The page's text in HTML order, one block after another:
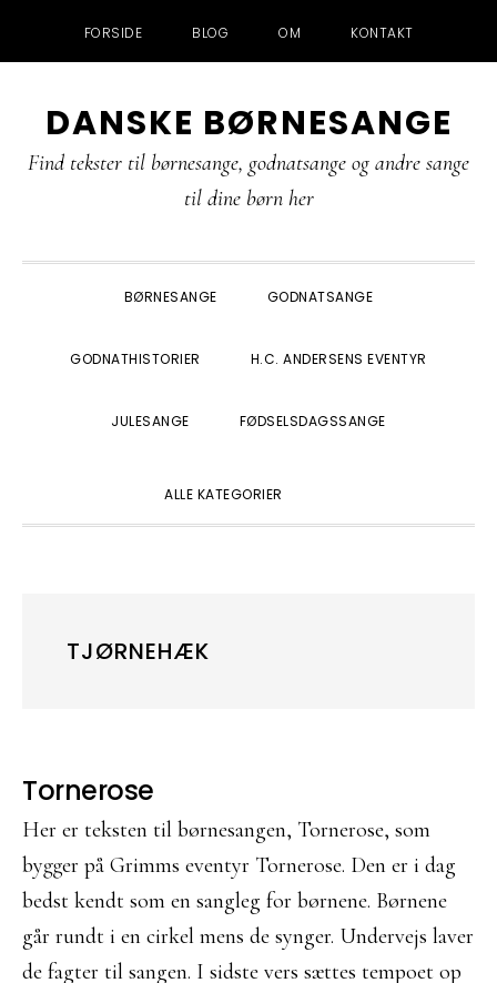
FORSIDE BLOG OM KONTAKT
direkte
til
indhold
direkte
til
direkte
til
DANSKE BØRNESANGE
Find tekster til børnesange, godnatsange og andre sange
til dine børn her
BØRNESANGE GODNATSANGE
GODNATHISTORIER H.C. ANDERSENS EVENTYR
JULESANGE FØDSELSDAGSSANGE
ALLE KATEGORIER
TJØRNEHÆK
Tornerose
Her er teksten til børnesangen, Tornerose, som
bygger på Grimms eventyr Tornerose. Den er i dag
bedst kendt som en sangleg for børnene. Børnene
går rundt i en cirkel mens de synger. Undervejs laver
de fagter til sangen. I sidste vers sættes tempoet op